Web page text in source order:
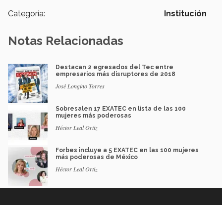
Categoría: Institución
Notas Relacionadas
Destacan 2 egresados del Tec entre
empresarios más disruptores de 2018
José Longino Torres
Sobresalen 17 EXATEC en lista de las 100
mujeres más poderosas
Héctor Leal Ortiz
Forbes incluye a 5 EXATEC en las 100 mujeres
más poderosas de México
Héctor Leal Ortiz